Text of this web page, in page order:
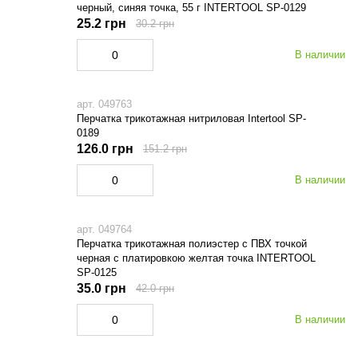
черный, синяя точка, 55 г INTERTOOL SP-0129
В наличии
25.2 грн 30.2 грн
арт. 049763
Перчатка трикотажная нитриловая Intertool SP-
0189
В наличии
126.0 грн 151.2 грн
арт. 049764
Перчатка трикотажная полиэстер с ПВХ точкой
черная с платировкою желтая точка INTERTOOL
SP-0125
В наличии
35.0 грн 42.0 грн